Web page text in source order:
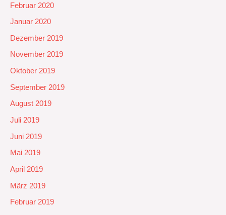
Februar 2020
Januar 2020
Dezember 2019
November 2019
Oktober 2019
September 2019
August 2019
Juli 2019
Juni 2019
Mai 2019
April 2019
März 2019
Februar 2019